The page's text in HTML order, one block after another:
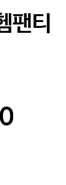
팬티
(8.1~31)